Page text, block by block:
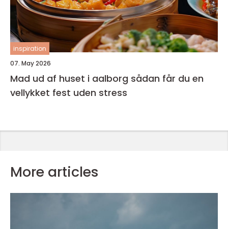
inspiration
07. May 2026
Mad ud af huset i aalborg sådan får du en
vellykket fest uden stress
More articles